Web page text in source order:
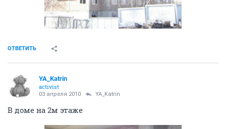
ОТВЕТИТЬ
YA_Katrin
activist
03 апреля 2010 YA_Katrin
В доме на 2м этаже